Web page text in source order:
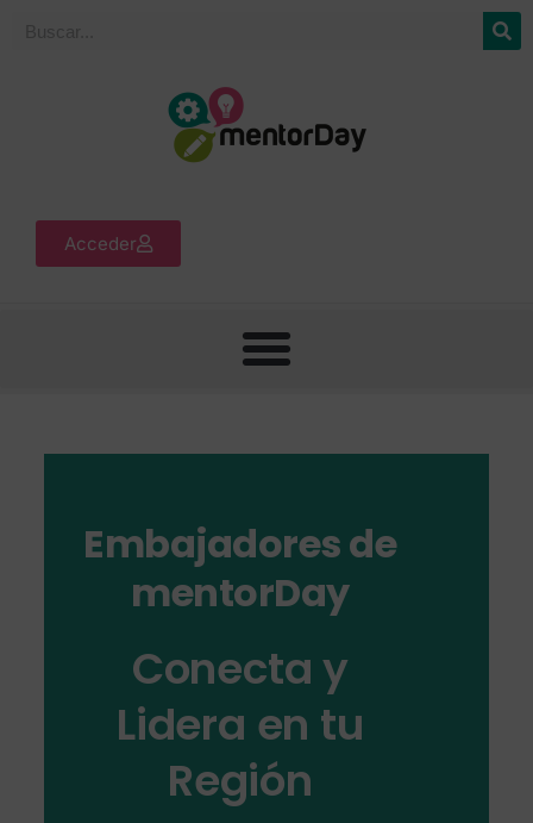
Acceder
Embajadores de
mentorDay
Conecta y
Lidera en tu
Región